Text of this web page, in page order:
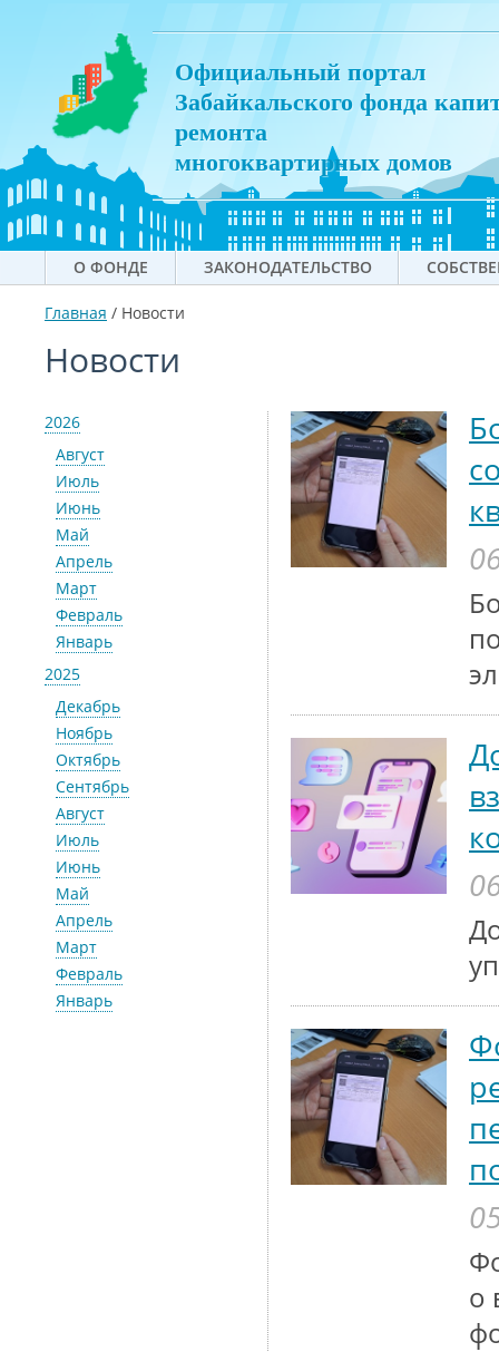
Официальный портал
Забайкальского фонда
ремонта
многоквартирных домов
О ФОНДЕ ЗАКОНОДАТЕЛЬСТВО
Главная / Новости
Новости
2026
Август
Июль
Июнь
Май
Апрель
Март
Февраль
Январь
2025
Декабрь
Ноябрь
Октябрь
Сентябрь
Август
Июль
Июнь
Май
Апрель
Март
Февраль
Январь
о